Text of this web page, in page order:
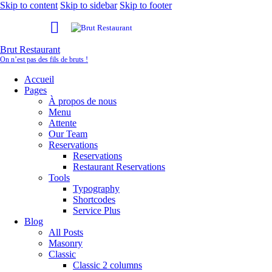
Skip to content Skip to sidebar Skip to footer
Brut Restaurant
On n’est pas des fils de bruts !
Accueil
Pages
À propos de nous
Menu
Attente
Our Team
Reservations
Reservations
Restaurant Reservations
Tools
Typography
Shortcodes
Service Plus
Blog
All Posts
Masonry
Classic
Classic 2 columns